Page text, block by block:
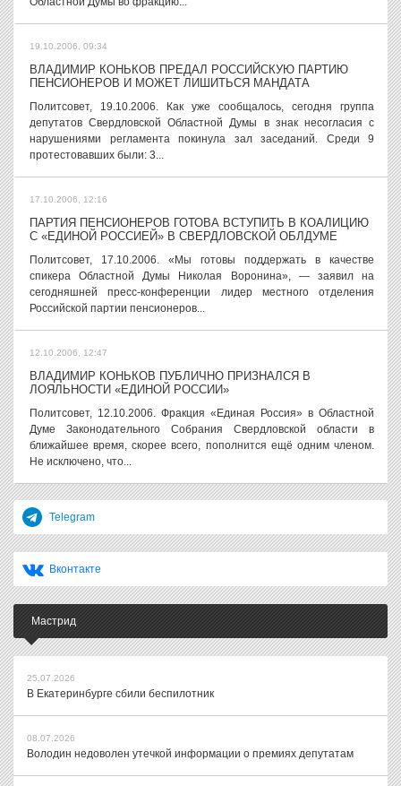
19.10.2006, 09:34
ВЛАДИМИР КОНЬКОВ ПРЕДАЛ РОССИЙСКУЮ ПАРТИЮ
ПЕНСИОНЕРОВ И МОЖЕТ ЛИШИТЬСЯ МАНДАТА
Политсовет, 19.10.2006. Как уже сообщалось, сегодня группа
депутатов Свердловской Областной Думы в знак несогласия с
нарушениями регламента покинула зал заседаний. Среди 9
протестовавших были: 3...
17.10.2006, 12:16
ПАРТИЯ ПЕНСИОНЕРОВ ГОТОВА ВСТУПИТЬ В КОАЛИЦИЮ
С «ЕДИНОЙ РОССИЕЙ» В СВЕРДЛОВСКОЙ ОБЛДУМЕ
Политсовет, 17.10.2006. «Мы готовы поддержать в качестве
спикера Областной Думы Николая Воронина», — заявил на
сегодняшней пресс-конференции лидер местного отделения
Российской партии пенсионеров...
12.10.2006, 12:47
ВЛАДИМИР КОНЬКОВ ПУБЛИЧНО ПРИЗНАЛСЯ В
ЛОЯЛЬНОСТИ «ЕДИНОЙ РОССИИ»
Политсовет, 12.10.2006. Фракция «Единая Россия» в Областной
Думе Законодательного Собрания Свердловской области в
ближайшее время, скорее всего, пополнится ещё одним членом.
Не исключено, что...
Telegram
Вконтакте
Мастрид
25.07.2026
В Екатеринбурге сбили беспилотник
08.07.2026
Володин недоволен утечкой информации о премиях депутатам